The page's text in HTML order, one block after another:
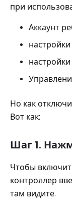
при
Аккаунт
настройки
Но как
Вот как:
Шаг 1.
Чтобы
контроллер
там видите.